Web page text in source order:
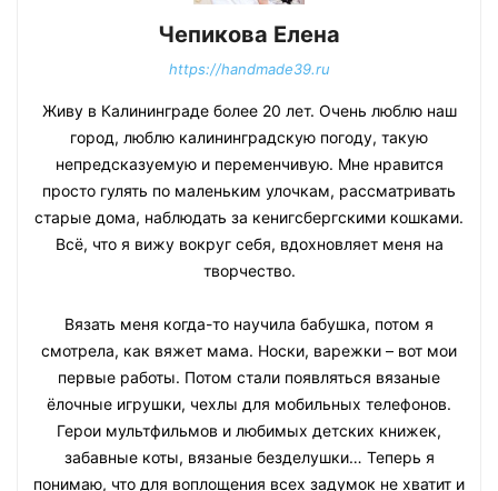
Чепикова Елена
https://handmade39.ru
Живу в Калининграде более 20 лет. Очень люблю наш
город, люблю калининградскую погоду, такую
непредсказуемую и переменчивую. Мне нравится
просто гулять по маленьким улочкам, рассматривать
старые дома, наблюдать за кенигсбергскими кошками.
Всё, что я вижу вокруг себя, вдохновляет меня на
творчество.
Вязать меня когда-то научила бабушка, потом я
смотрела, как вяжет мама. Носки, варежки – вот мои
первые работы. Потом стали появляться вязаные
ёлочные игрушки, чехлы для мобильных телефонов.
Герои мультфильмов и любимых детских книжек,
забавные коты, вязаные безделушки… Теперь я
понимаю, что для воплощения всех задумок не хватит и